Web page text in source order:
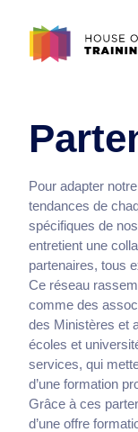
Pour adapter
tendances de
spécifiques de
entretient une
partenaires, tous
Ce réseau
comme des
des Ministères et
écoles et
services, qui
d’une formation
Grâce à ces
d’une offre